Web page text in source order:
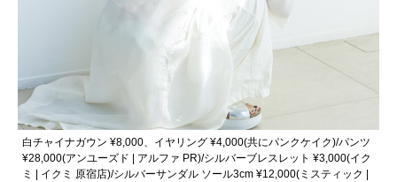
白チャイナガウン ¥8,000、イヤリング ¥4,000(共にパンクケイク)/パンツ
¥28,000(アンユーズド | アルファ PR)/シルバーブレスレット ¥3,000(イク
ミ | イクミ 原宿店)/シルバーサンダル ソール3cm ¥12,000(ミスティック |